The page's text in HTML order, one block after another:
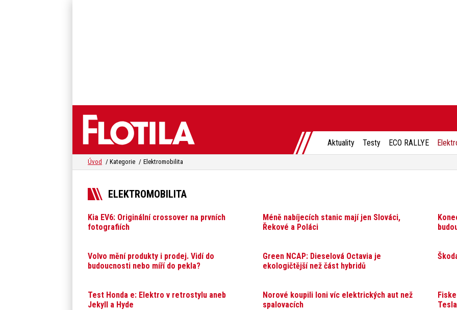
Aktuality Testy ECO RALLYE
Úvod Kategorie Elektromobilita
ELEKTROMOBILITA
Kia EV6: Originální crossover na prvních
fotografiích
Méně nabíjecích stanic mají jen Slováci,
Řekové a Poláci
Volvo mění produkty i prodej. Vidí do
budoucnosti nebo míří do pekla?
Green NCAP: Dieselová Octavia je
ekologičtější než část hybridů
Test Honda e: Elektro v retrostylu aneb
Jekyll a Hyde
Norové koupili loni víc elektrických aut než
spalovacích